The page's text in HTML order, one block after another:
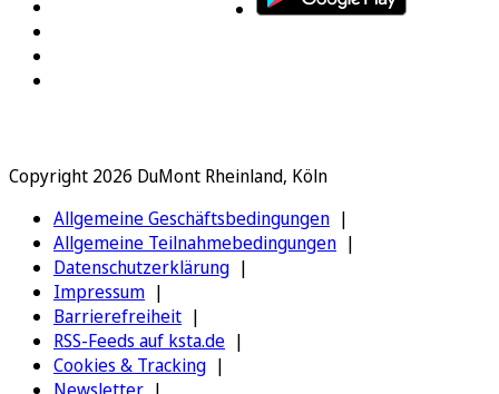
Copyright 2026 DuMont Rheinland, Köln
Allgemeine Geschäftsbedingungen
Allgemeine Teilnahmebedingungen
Datenschutzerklärung
Impressum
Barrierefreiheit
RSS-Feeds auf ksta.de
Cookies & Tracking